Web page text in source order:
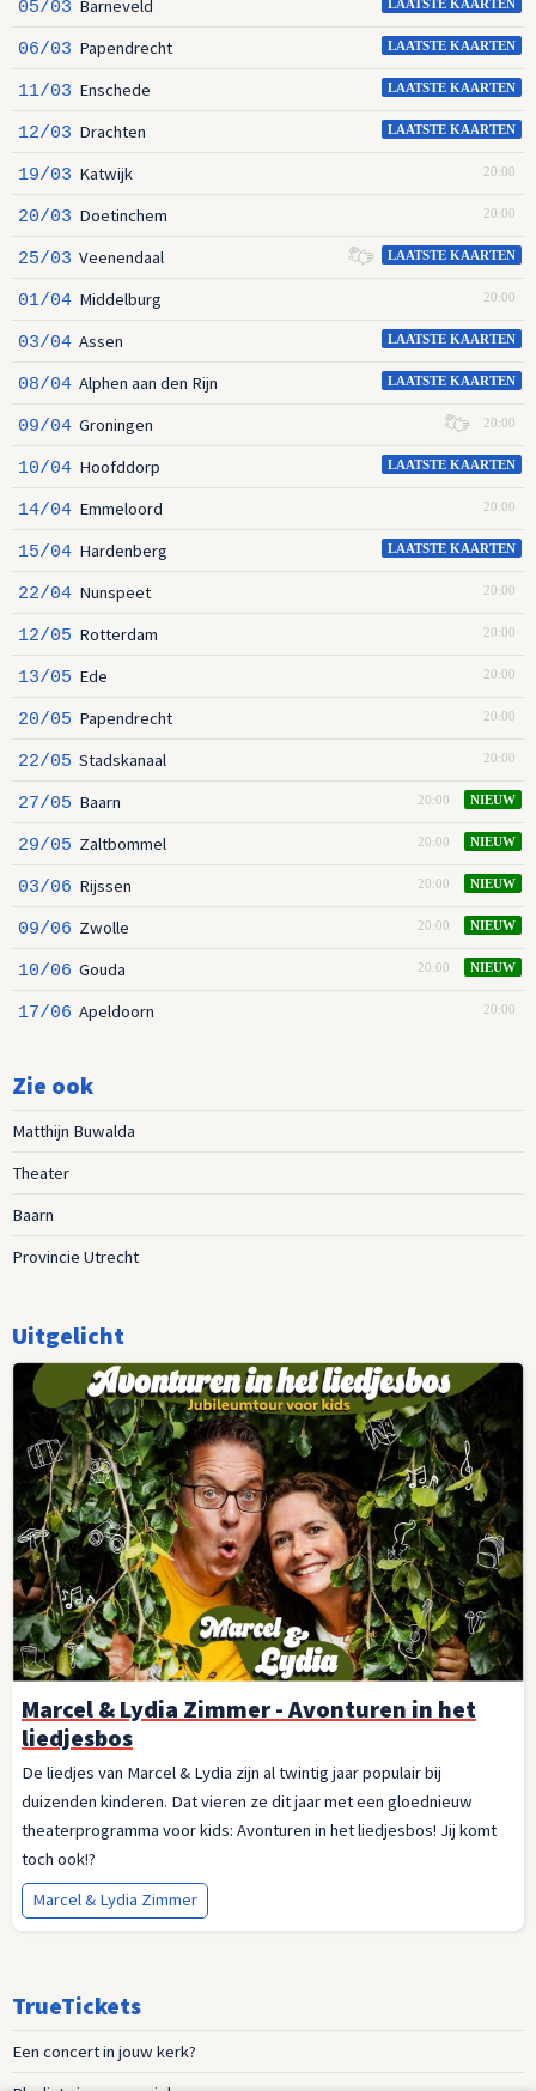
LAATSTE KAARTEN
05/03 Barneveld
LAATSTE KAARTEN
06/03 Papendrecht
LAATSTE KAARTEN
11/03 Enschede
LAATSTE KAARTEN
12/03 Drachten
20:00
19/03 Katwijk
20:00
20/03 Doetinchem
LAATSTE KAARTEN
25/03 Veenendaal
20:00
01/04 Middelburg
LAATSTE KAARTEN
03/04 Assen
LAATSTE KAARTEN
08/04 Alphen aan den Rijn
20:00
09/04 Groningen
LAATSTE KAARTEN
10/04 Hoofddorp
20:00
14/04 Emmeloord
LAATSTE KAARTEN
15/04 Hardenberg
20:00
22/04 Nunspeet
20:00
12/05 Rotterdam
20:00
13/05 Ede
20:00
20/05 Papendrecht
20:00
22/05 Stadskanaal
NIEUW
20:00
27/05 Baarn
NIEUW
20:00
29/05 Zaltbommel
NIEUW
20:00
03/06 Rijssen
NIEUW
20:00
09/06 Zwolle
NIEUW
20:00
10/06 Gouda
20:00
17/06 Apeldoorn
Zie ook
Matthijn Buwalda
Theater
Baarn
Provincie Utrecht
Uitgelicht
Marcel & Lydia Zimmer - Avonturen in het
liedjesbos
De liedjes van Marcel & Lydia zijn al twintig jaar populair bij
duizenden kinderen. Dat vieren ze dit jaar met een gloednieuw
theaterprogramma voor kids: Avonturen in het liedjesbos! Jij komt
toch ook!?
Marcel & Lydia Zimmer
TrueTickets
Een concert in jouw kerk?